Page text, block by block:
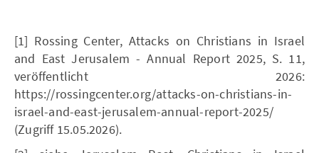
[1] Rossing Center, Attacks on Christians in Israel
and East Jerusalem - Annual Report 2025, S. 11,
veröffentlicht 2026:
https://rossingcenter.org/attacks-on-christians-in-
israel-and-east-jerusalem-annual-report-2025/
(Zugriff 15.05.2026).